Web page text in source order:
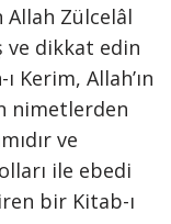
Zülcelâl
ve dikkat edin
Kerim, Allah’ın
nimetlerden
ve
ile ebedi
bir Kitab-ı